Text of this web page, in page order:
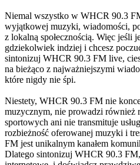
Niemal wszystko w WHCR 90.3
wyjątkowej muzyki, wiadomości,
z lokalną społecznością. Więc jeśli
gdziekolwiek indziej i chcesz
sintonizuj WHCR 90.3 FM live,
na bieżąco z najważniejszymi
które nigdy nie śpi.
Niestety, WHCR 90.3 FM nie
muzycznym, nie prowadzi również
sportowych ani nie transmituje
rozbieżność oferowanej muzyki i
FM jest unikalnym kanałem
Dlatego sintonizuj WHCR 90.3